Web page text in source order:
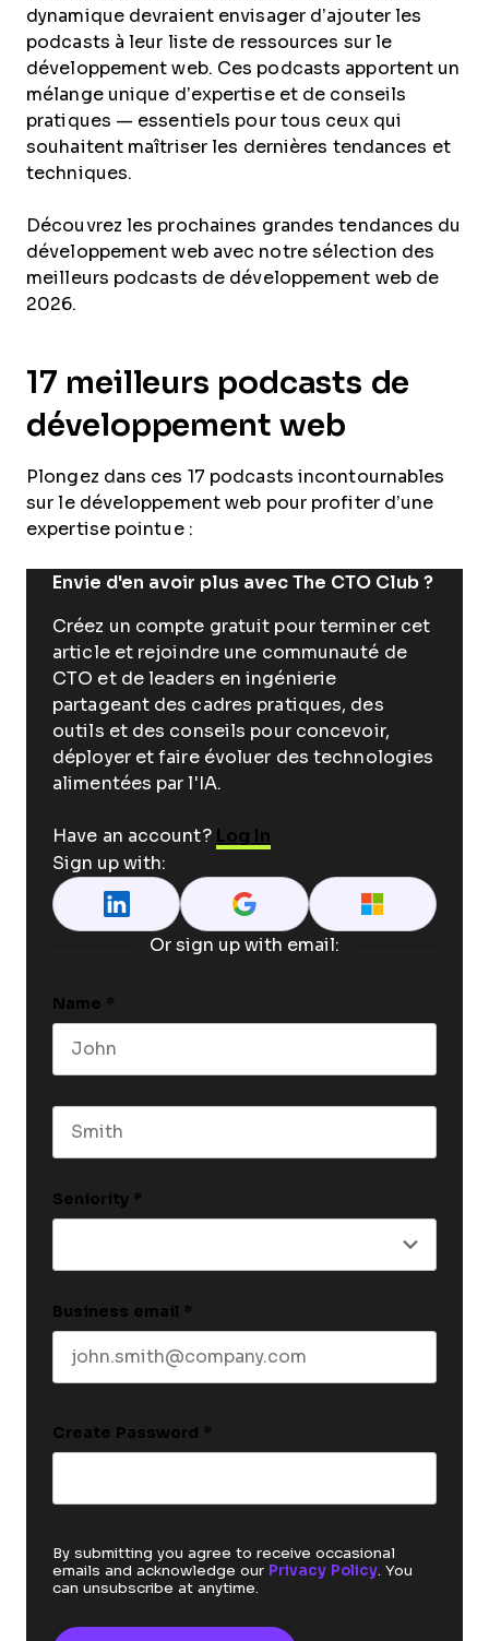
dynamique devraient envisager d’ajouter les
podcasts à leur liste de ressources sur le
développement web. Ces podcasts apportent un
mélange unique d’expertise et de conseils
pratiques — essentiels pour tous ceux qui
souhaitent maîtriser les dernières tendances et
techniques.
Découvrez les prochaines grandes tendances du
développement web avec notre sélection des
meilleurs podcasts de développement web de
2026.
17 meilleurs podcasts de
développement web
Plongez dans ces 17 podcasts incontournables
sur le développement web pour profiter d’une
expertise pointue :
Envie d'en avoir plus avec The CTO Club ?
Créez un compte gratuit pour terminer cet
article et rejoindre une communauté de
CTO et de leaders en ingénierie
partageant des cadres pratiques, des
outils et des conseils pour concevoir,
déployer et faire évoluer des technologies
alimentées par l'IA.
Have an account? Log In
Sign up with:
Or sign up with email:
Name *
Seniority *
Business email *
Create Password *
By submitting you agree to receive occasional
emails and acknowledge our Privacy Policy. You
can unsubscribe at anytime.